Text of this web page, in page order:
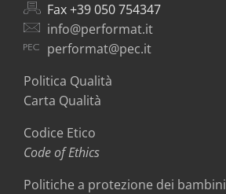
Fax +39 050 754347
info@performat.it
performat@pec.it
Politica Qualità
Carta Qualità
Codice Etico
Code of Ethics
Politiche a protezione dei bambini